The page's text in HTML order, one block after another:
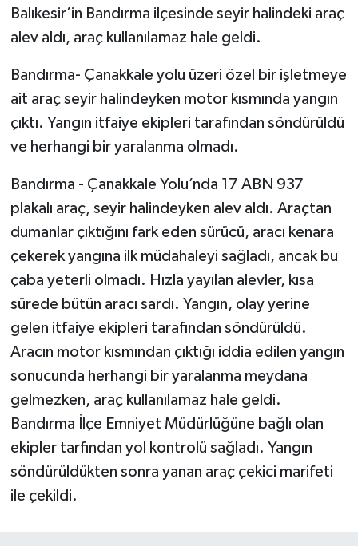
Balıkesir’in Bandırma ilçesinde seyir halindeki araç
alev aldı, araç kullanılamaz hale geldi.
Bandırma- Çanakkale yolu üzeri özel bir işletmeye
ait araç seyir halindeyken motor kısmında yangın
çıktı. Yangın itfaiye ekipleri tarafından söndürüldü
ve herhangi bir yaralanma olmadı.
Bandırma - Çanakkale Yolu’nda 17 ABN 937
plakalı araç, seyir halindeyken alev aldı. Araçtan
dumanlar çıktığını fark eden sürücü, aracı kenara
çekerek yangına ilk müdahaleyi sağladı, ancak bu
çaba yeterli olmadı. Hızla yayılan alevler, kısa
sürede bütün aracı sardı. Yangın, olay yerine
gelen itfaiye ekipleri tarafından söndürüldü.
Aracın motor kısmından çıktığı iddia edilen yangın
sonucunda herhangi bir yaralanma meydana
gelmezken, araç kullanılamaz hale geldi.
Bandırma İlçe Emniyet Müdürlüğüne bağlı olan
ekipler tarfından yol kontrolü sağladı. Yangın
söndürüldükten sonra yanan araç çekici marifeti
ile çekildi.